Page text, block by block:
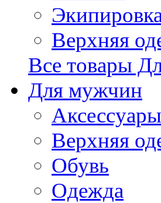
Верхняя
Все товары
Для мужчин
Аксессуары
Верхняя
Обувь
Одежда